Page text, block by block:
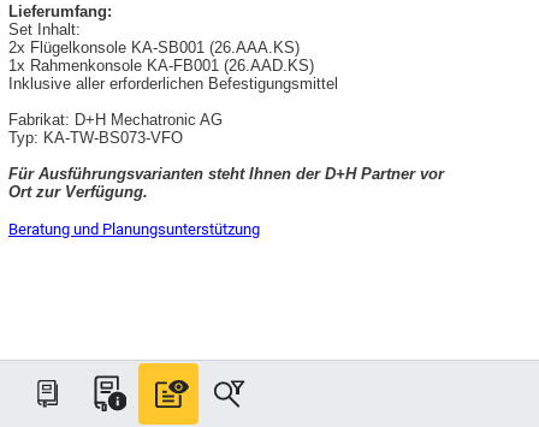
Lieferumfang:
Set Inhalt:
2x Flügelkonsole KA-SB001 (26.AAA.KS)
1x Rahmenkonsole KA-FB001 (26.AAD.KS)
Inklusive aller erforderlichen Befestigungsmittel
Fabrikat: D+H Mechatronic AG
Typ: KA-TW-BS073-VFO
Für Ausführungsvarianten steht Ihnen der D+H Partner vor
Ort zur Verfügung.
Beratung und Planungsunterstützung